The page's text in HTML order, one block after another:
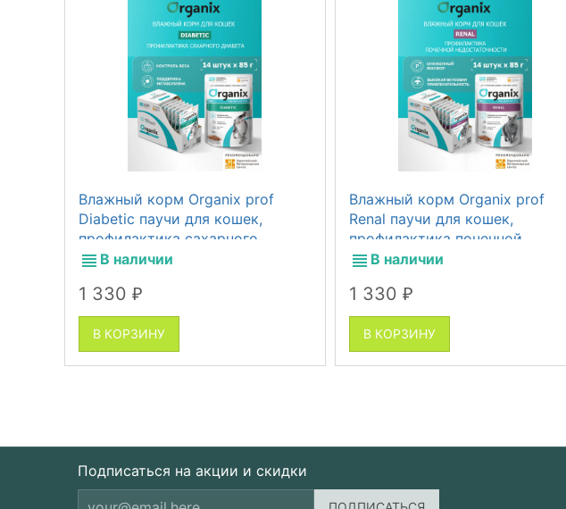
Влажный корм Organix prof
Diabetic паучи для кошек,
профилактика сахарного
диабета, 14 шт по 85 г
В наличии
1 330 ₽
В КОРЗИНУ
Влажный корм Organix prof
Renal паучи для кошек,
профилактика почечной
недостаточности, 14 шт по 85 г
В наличии
1 330 ₽
В КОРЗИНУ
Подписаться на акции и скидки